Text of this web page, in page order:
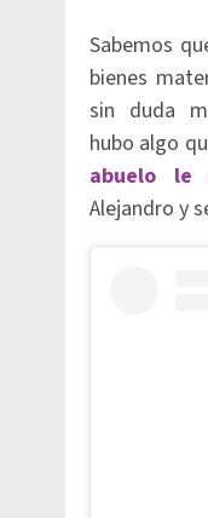
Sabemos
bienes
sin duda
hubo algo
abuelo le
Alejandro y